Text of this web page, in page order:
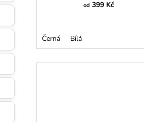
od 399 Kč
Černá Bílá